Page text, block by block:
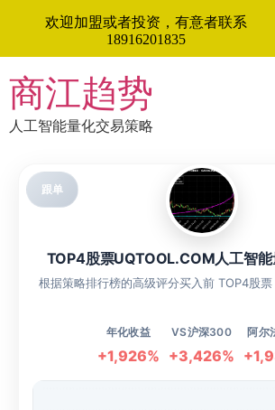
to
content
商江趋势
人工智能量化交易策略
跟单
TOP4股票UQTOOL.COM人工智
根据策略排行榜的高级评分买入前 TOP4股
年化收益
+1,926%
VS沪深300
+3,426%
阿尔
欢迎加盟或者投资，有意者联系
18916201835